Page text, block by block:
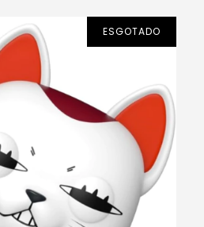
ESGOTADO